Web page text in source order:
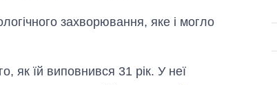
захворювання, яке і могло
як їй виповнився 31 рік. У неї